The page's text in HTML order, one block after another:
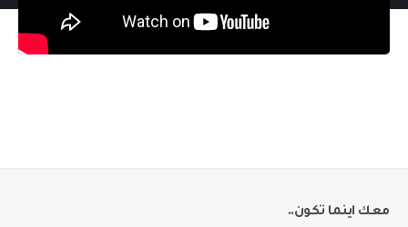
معك اينما تكون..